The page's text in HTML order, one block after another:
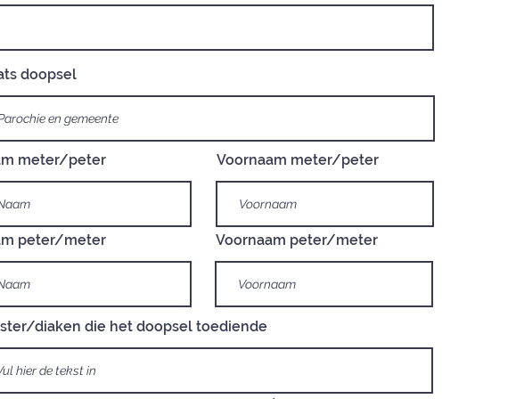
doopsel
meter/peter
peter/meter
Voornaam meter/peter
Voornaam peter/meter
diaken die het doopsel toediende